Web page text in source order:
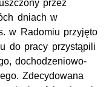
przez
dniach w
w Radomiu przyjęto
do pracy przystąpili
dochodzeniowo-
Zdecydowana